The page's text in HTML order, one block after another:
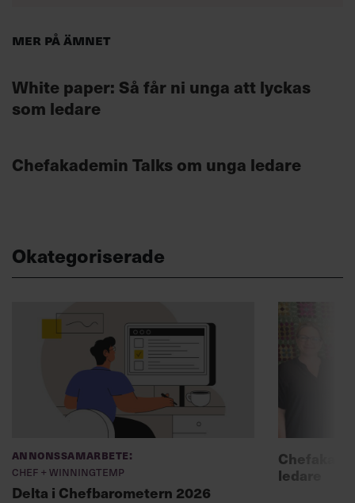
Mer på ämnet
White paper: Så får ni unga att lyckas
som ledare
Chefakademin Talks om unga ledare
Okategoriserade
Annonssamarbete:
Chef + Winningtemp
Delta i Chefbarometern 2026
ledare